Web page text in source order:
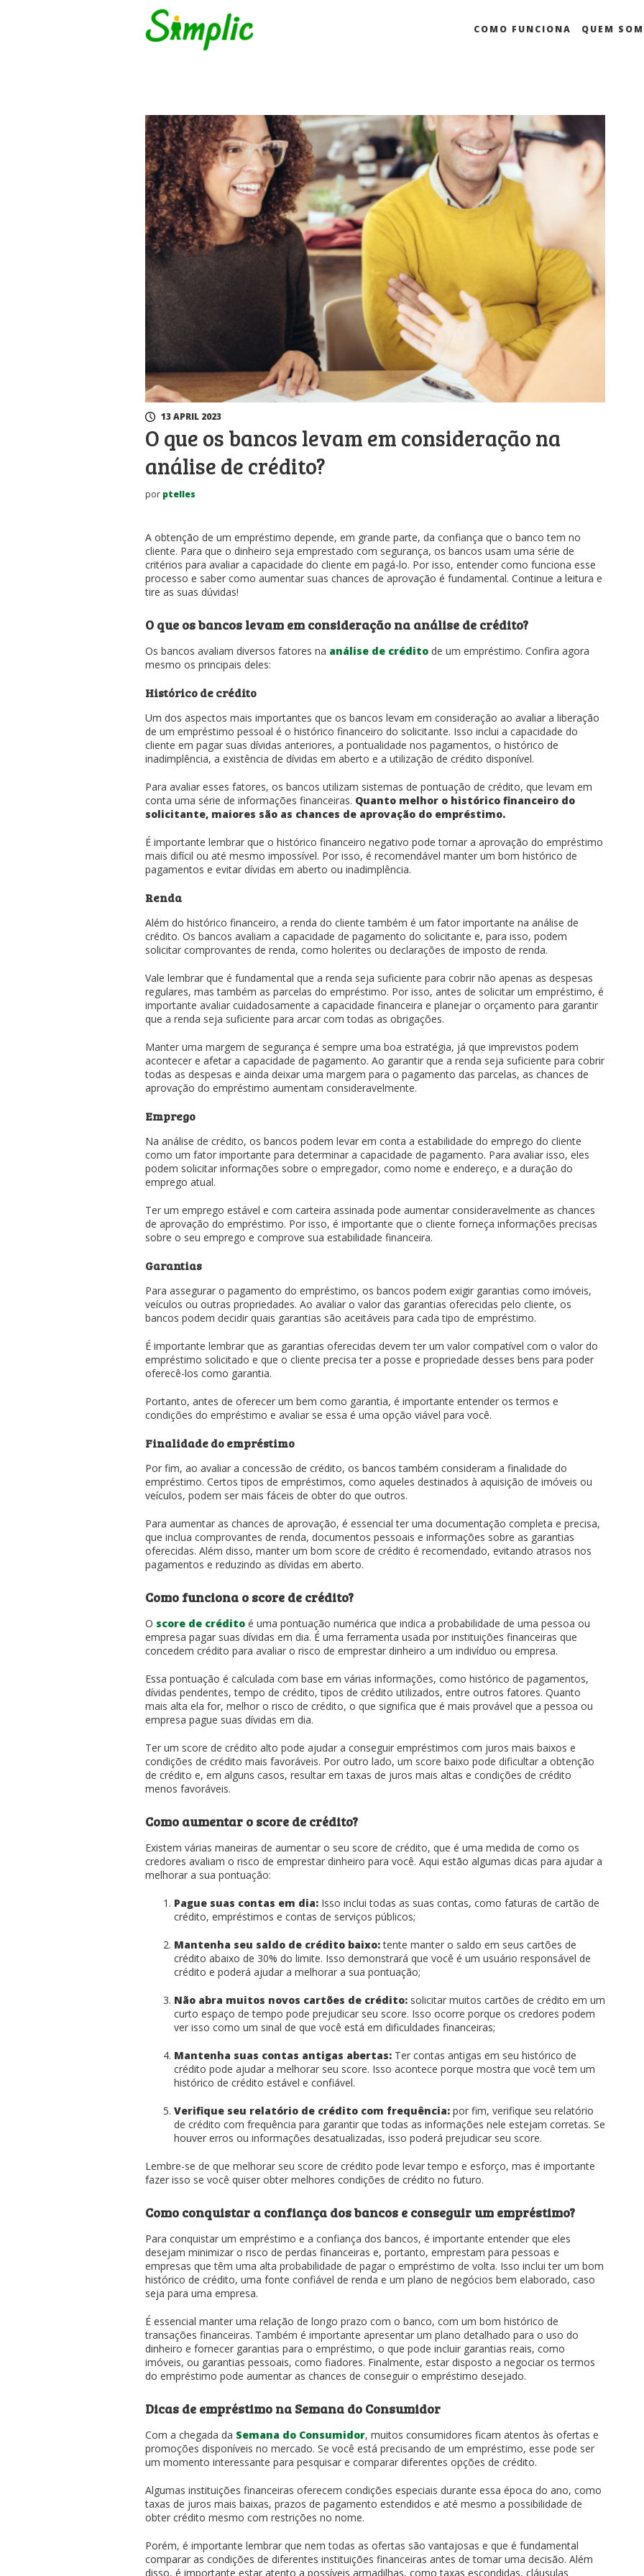
COMO FUNCIONA QUEM
13 APRIL 2023
O que os bancos levam em consideração na
análise de crédito?
por ptelles
A obtenção de um empréstimo depende, em grande parte, da confiança que o banco tem no
cliente. Para que o dinheiro seja emprestado com segurança, os bancos usam uma série de
critérios para avaliar a capacidade do cliente em pagá-lo. Por isso, entender como funciona esse
processo e saber como aumentar suas chances de aprovação é fundamental. Continue a leitura e
tire as suas dúvidas!
O que os bancos levam em consideração na análise de crédito?
Os bancos avaliam diversos fatores na análise de crédito de um empréstimo. Confira agora
mesmo os principais deles:
Histórico de crédito
Um dos aspectos mais importantes que os bancos levam em consideração ao avaliar a liberação
de um empréstimo pessoal é o histórico financeiro do solicitante. Isso inclui a capacidade do
cliente em pagar suas dívidas anteriores, a pontualidade nos pagamentos, o histórico de
inadimplência, a existência de dívidas em aberto e a utilização de crédito disponível.
Para avaliar esses fatores, os bancos utilizam sistemas de pontuação de crédito, que levam em
conta uma série de informações financeiras. Quanto melhor o histórico financeiro do
solicitante, maiores são as chances de aprovação do empréstimo.
É importante lembrar que o histórico financeiro negativo pode tornar a aprovação do empréstimo
mais difícil ou até mesmo impossível. Por isso, é recomendável manter um bom histórico de
pagamentos e evitar dívidas em aberto ou inadimplência.
Renda
Além do histórico financeiro, a renda do cliente também é um fator importante na análise de
crédito. Os bancos avaliam a capacidade de pagamento do solicitante e, para isso, podem
solicitar comprovantes de renda, como holerites ou declarações de imposto de renda.
Vale lembrar que é fundamental que a renda seja suficiente para cobrir não apenas as despesas
regulares, mas também as parcelas do empréstimo. Por isso, antes de solicitar um empréstimo, é
importante avaliar cuidadosamente a capacidade financeira e planejar o orçamento para garantir
que a renda seja suficiente para arcar com todas as obrigações.
Manter uma margem de segurança é sempre uma boa estratégia, já que imprevistos podem
acontecer e afetar a capacidade de pagamento. Ao garantir que a renda seja suficiente para cobrir
todas as despesas e ainda deixar uma margem para o pagamento das parcelas, as chances de
aprovação do empréstimo aumentam consideravelmente.
Emprego
Na análise de crédito, os bancos podem levar em conta a estabilidade do emprego do cliente
como um fator importante para determinar a capacidade de pagamento. Para avaliar isso, eles
podem solicitar informações sobre o empregador, como nome e endereço, e a duração do
emprego atual.
Ter um emprego estável e com carteira assinada pode aumentar consideravelmente as chances
de aprovação do empréstimo. Por isso, é importante que o cliente forneça informações precisas
sobre o seu emprego e comprove sua estabilidade financeira.
Garantias
Para assegurar o pagamento do empréstimo, os bancos podem exigir garantias como imóveis,
veículos ou outras propriedades. Ao avaliar o valor das garantias oferecidas pelo cliente, os
bancos podem decidir quais garantias são aceitáveis para cada tipo de empréstimo.
É importante lembrar que as garantias oferecidas devem ter um valor compatível com o valor do
empréstimo solicitado e que o cliente precisa ter a posse e propriedade desses bens para poder
oferecê-los como garantia.
Portanto, antes de oferecer um bem como garantia, é importante entender os termos e
condições do empréstimo e avaliar se essa é uma opção viável para você.
Finalidade do empréstimo
Por fim, ao avaliar a concessão de crédito, os bancos também consideram a finalidade do
empréstimo. Certos tipos de empréstimos, como aqueles destinados à aquisição de imóveis ou
veículos, podem ser mais fáceis de obter do que outros.
Para aumentar as chances de aprovação, é essencial ter uma documentação completa e precisa,
que inclua comprovantes de renda, documentos pessoais e informações sobre as garantias
oferecidas. Além disso, manter um bom score de crédito é recomendado, evitando atrasos nos
pagamentos e reduzindo as dívidas em aberto.
Como funciona o score de crédito?
O score de crédito é uma pontuação numérica que indica a probabilidade de uma pessoa ou
empresa pagar suas dívidas em dia. É uma ferramenta usada por instituições financeiras que
concedem crédito para avaliar o risco de emprestar dinheiro a um indivíduo ou empresa.
Essa pontuação é calculada com base em várias informações, como histórico de pagamentos,
dívidas pendentes, tempo de crédito, tipos de crédito utilizados, entre outros fatores. Quanto
mais alta ela for, melhor o risco de crédito, o que significa que é mais provável que a pessoa ou
empresa pague suas dívidas em dia.
Ter um score de crédito alto pode ajudar a conseguir empréstimos com juros mais baixos e
condições de crédito mais favoráveis. Por outro lado, um score baixo pode dificultar a obtenção
de crédito e, em alguns casos, resultar em taxas de juros mais altas e condições de crédito
menos favoráveis.
Como aumentar o score de crédito?
Existem várias maneiras de aumentar o seu score de crédito, que é uma medida de como os
credores avaliam o risco de emprestar dinheiro para você. Aqui estão algumas dicas para ajudar a
melhorar a sua pontuação:
Pague suas contas em dia: Isso inclui todas as suas contas, como faturas de cartão de
crédito, empréstimos e contas de serviços públicos;
Mantenha seu saldo de crédito baixo:tente manter o saldo em seus cartões de
crédito abaixo de 30% do limite. Isso demonstrará que você é um usuário responsável de
crédito e poderá ajudar a melhorar a sua pontuação;
Não abra muitos novos cartões de crédito: solicitar muitos cartões de crédito em um
curto espaço de tempo pode prejudicar seu score. Isso ocorre porque os credores podem
ver isso como um sinal de que você está em dificuldades financeiras;
Mantenha suas contas antigas abertas: Ter contas antigas em seu histórico de
crédito pode ajudar a melhorar seu score. Isso acontece porque mostra que você tem um
histórico de crédito estável e confiável.
Verifique seu relatório de crédito com frequência: por fim, verifique seu relatório
de crédito com frequência para garantir que todas as informações nele estejam corretas. Se
houver erros ou informações desatualizadas, isso poderá prejudicar seu score.
Lembre-se de que melhorar seu score de crédito pode levar tempo e esforço, mas é importante
fazer isso se você quiser obter melhores condições de crédito no futuro.
Como conquistar a confiança dos bancos e conseguir um empréstimo?
Para conquistar um empréstimo e a confiança dos bancos, é importante entender que eles
desejam minimizar o risco de perdas financeiras e, portanto, emprestam para pessoas e
empresas que têm uma alta probabilidade de pagar o empréstimo de volta. Isso inclui ter um bom
histórico de crédito, uma fonte confiável de renda e um plano de negócios bem elaborado, caso
seja para uma empresa.
É essencial manter uma relação de longo prazo com o banco, com um bom histórico de
transações financeiras. Também é importante apresentar um plano detalhado para o uso do
dinheiro e fornecer garantias para o empréstimo, o que pode incluir garantias reais, como
imóveis, ou garantias pessoais, como fiadores. Finalmente, estar disposto a negociar os termos
do empréstimo pode aumentar as chances de conseguir o empréstimo desejado.
Dicas de empréstimo na Semana do Consumidor
Com a chegada da Semana do Consumidor, muitos consumidores ficam atentos às ofertas e
promoções disponíveis no mercado. Se você está precisando de um empréstimo, esse pode ser
um momento interessante para pesquisar e comparar diferentes opções de crédito.
Algumas instituições financeiras oferecem condições especiais durante essa época do ano, como
taxas de juros mais baixas, prazos de pagamento estendidos e até mesmo a possibilidade de
obter crédito mesmo com restrições no nome.
Porém, é importante lembrar que nem todas as ofertas são vantajosas e que é fundamental
comparar as condições de diferentes instituições financeiras antes de tomar uma decisão. Além
disso, é importante estar atento a possíveis armadilhas, como taxas escondidas, cláusulas